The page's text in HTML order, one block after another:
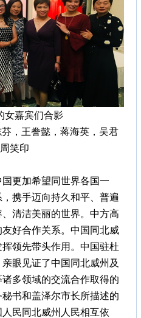
女嘉宾们合影
，王誊懿，蒋海英，吴君
笑印
更加希望同世界各国一
携手迈向持久和平、普遍
清洁美丽的世界。中方高
好合作关系。中国同北威
领先带头作用。中国驻杜
眼见证了中国同北威州及
多领域的交流合作取得的
书和盖泽尔市长所描述的
民同北威州人民相互依